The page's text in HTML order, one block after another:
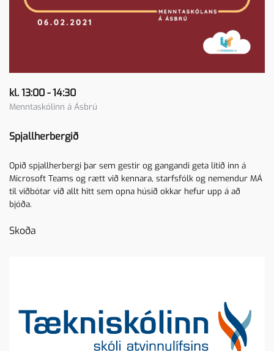
kl. 13:00 - 14:30
Menntaskólinn á Ásbrú
Spjallherbergið
Opið spjallherbergi þar sem gestir og gangandi geta litið inn á
Microsoft Teams og rætt við kennara, starfsfólk og nemendur MÁ
til viðbótar við allt hitt sem opna húsið okkar hefur upp á að
bjóða.
Skoða